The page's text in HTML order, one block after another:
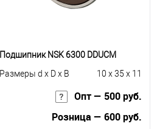
Подшипник NSK 6300 DDUCM
Размеры d x D x B
10 x 35 x 11
Опт — 500 руб.
Розница — 600 руб.